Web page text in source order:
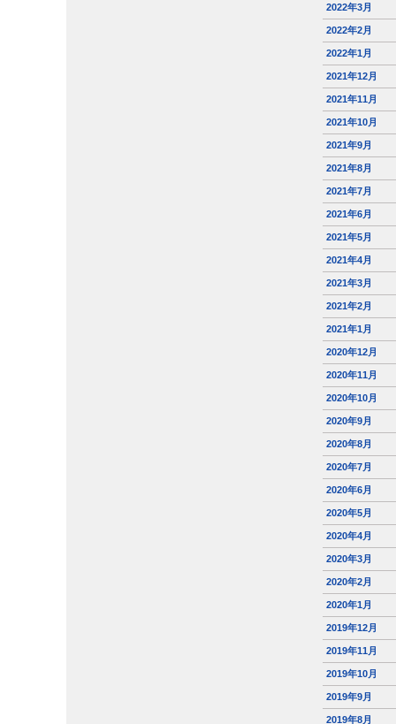
2022年3月
2022年2月
2022年1月
2021年12月
2021年11月
2021年10月
2021年9月
2021年8月
2021年7月
2021年6月
2021年5月
2021年4月
2021年3月
2021年2月
2021年1月
2020年12月
2020年11月
2020年10月
2020年9月
2020年8月
2020年7月
2020年6月
2020年5月
2020年4月
2020年3月
2020年2月
2020年1月
2019年12月
2019年11月
2019年10月
2019年9月
2019年8月